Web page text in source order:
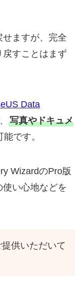
ますが、完全
戻すことはまず
Data
写真やドキュメ
です。
WizardのPro版
い心地などを
供いただいて